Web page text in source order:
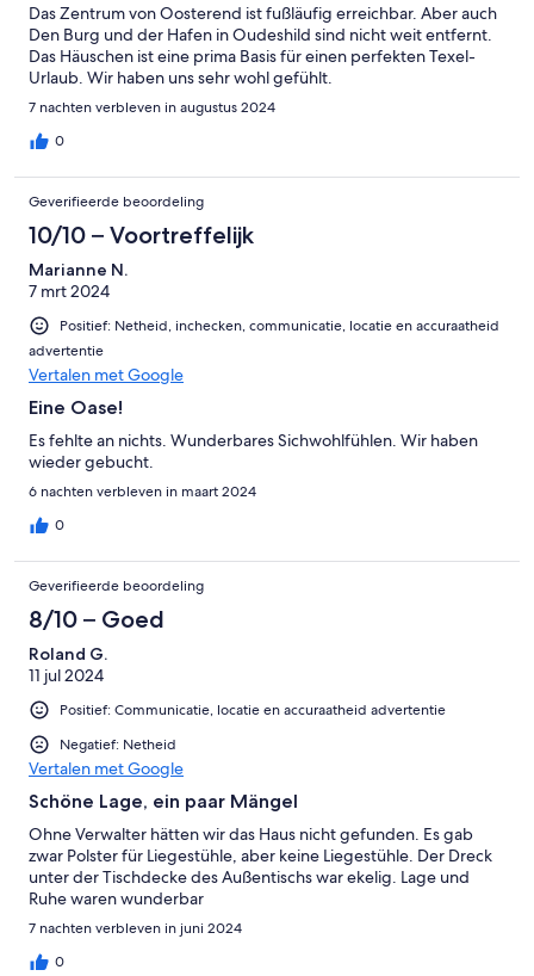
Das Zentrum von Oosterend ist fußläufig erreichbar. Aber auch
Den Burg und der Hafen in Oudeshild sind nicht weit entfernt.
Das Häuschen ist eine prima Basis für einen perfekten Texel-
Urlaub. Wir haben uns sehr wohl gefühlt.
7 nachten verbleven in augustus 2024
0
Geverifieerde beoordeling
10/10 – Voortreffelijk
Marianne N.
7 mrt 2024
Positief: Netheid, inchecken, communicatie, locatie en accuraatheid
advertentie
Vertalen met Google
Eine Oase!
Es fehlte an nichts. Wunderbares Sichwohlfühlen. Wir haben
wieder gebucht.
6 nachten verbleven in maart 2024
0
Geverifieerde beoordeling
8/10 – Goed
Roland G.
11 jul 2024
Positief: Communicatie, locatie en accuraatheid advertentie
Negatief: Netheid
Vertalen met Google
Schöne Lage, ein paar Mängel
Ohne Verwalter hätten wir das Haus nicht gefunden. Es gab
zwar Polster für Liegestühle, aber keine Liegestühle. Der Dreck
unter der Tischdecke des Außentischs war ekelig. Lage und
Ruhe waren wunderbar
7 nachten verbleven in juni 2024
0